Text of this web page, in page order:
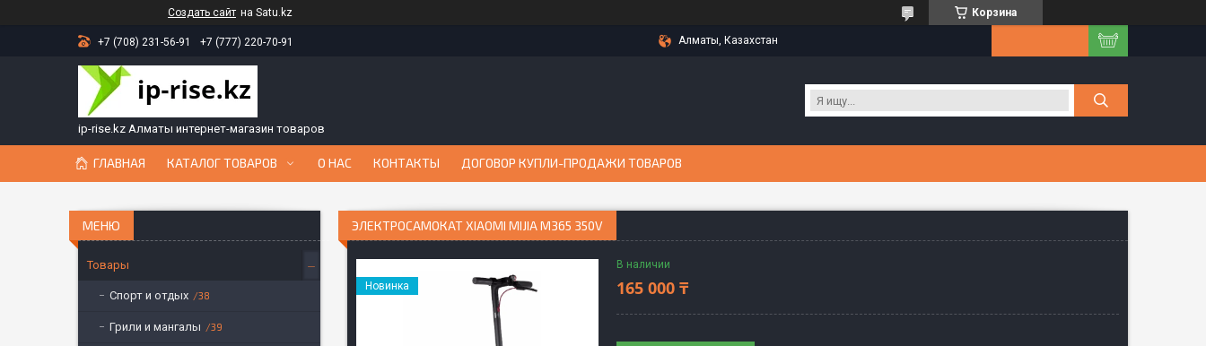
Создать сайт на Satu.kz Корзина
+7 (708) 231-56-91 +7 (777) 220-70-91 Алматы, Казахстан
ip-rise.kz Алматы интернет-магазин товаров
ГЛАВНАЯ КАТАЛОГ ТОВАРОВ О НАС КОНТАКТЫ ДОГОВОР КУПЛИ-ПРОДАЖИ ТОВАРОВ
ЭЛЕКТРОСАМОКАТ XIAOMI MIJIA M365 350V
Новинка
В наличии
165 000 ₸
Товары
Спорт и отдых 38
Грили и мангалы 39